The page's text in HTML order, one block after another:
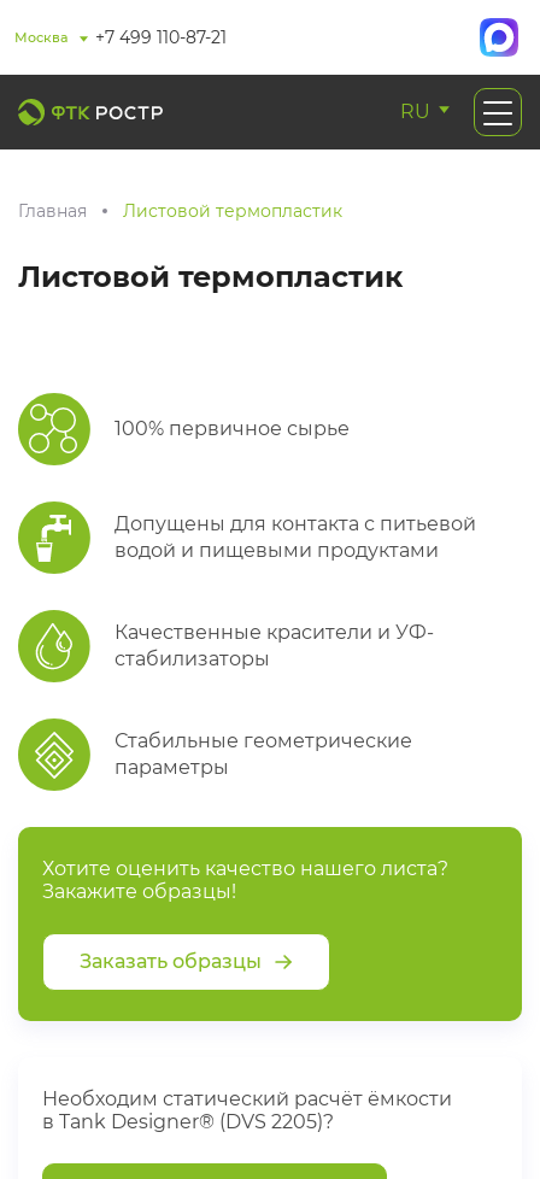
Москва +7 499 110-87-21
RU
Главная Листовой термопластик
Листовой термопластик
100% первичное сырье
Допущены для контакта с питьевой
водой и пищевыми продуктами
Качественные красители и УФ-
стабилизаторы
Стабильные геометрические
параметры
Хотите оценить качество нашего листа?
Закажите образцы!
Заказать образцы
Необходим статический расчёт ёмкости
в Tank Designer® (DVS 2205)?